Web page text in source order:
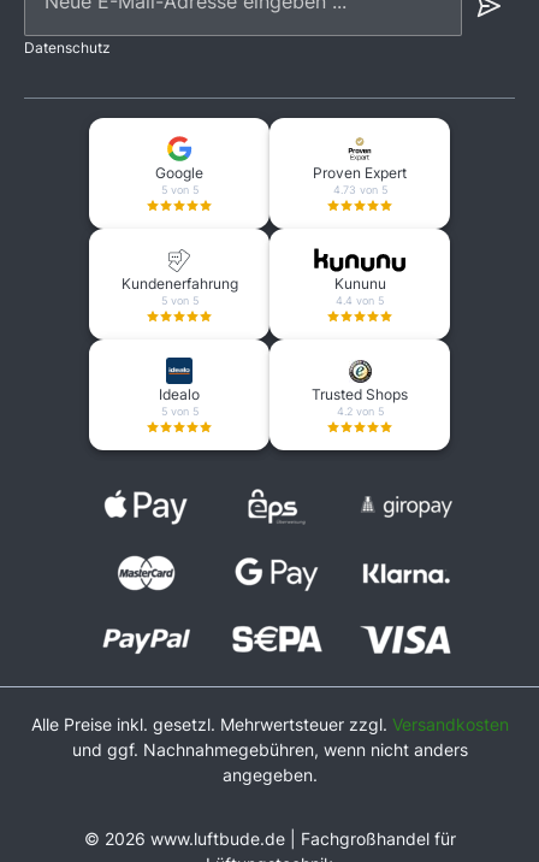
Datenschutz
Google
5 von 5
Proven Expert
4.73 von 5
Kundenerfahrung
5 von 5
Kununu
4.4 von 5
Idealo
5 von 5
Trusted Shops
4.2 von 5
Alle Preise inkl. gesetzl. Mehrwertsteuer zzgl. Versandkosten
und ggf. Nachnahmegebühren, wenn nicht anders
angegeben.
© 2026 www.luftbude.de | Fachgroßhandel für